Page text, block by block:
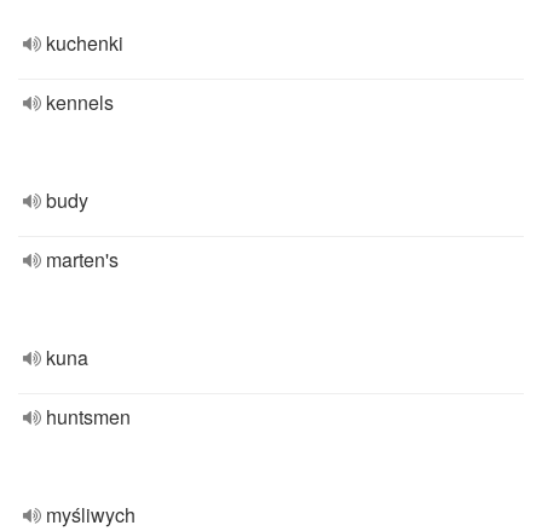
kuchenki
kennels
budy
marten's
kuna
huntsmen
myśliwych